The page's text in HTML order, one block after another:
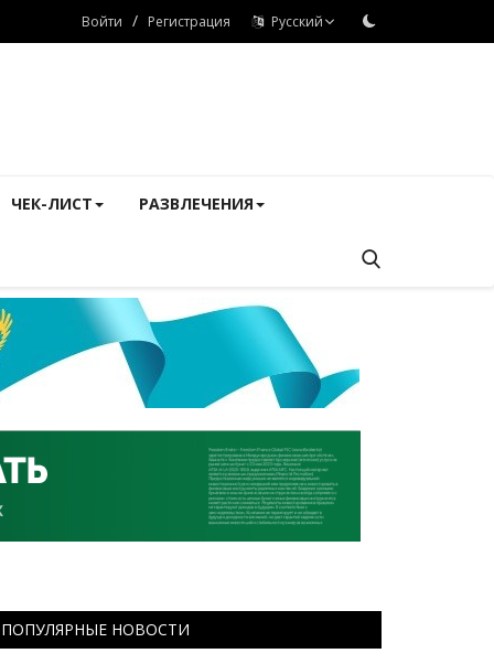
Войти / Регистрация Русский
ЧЕК-ЛИСТ РАЗВЛЕЧЕНИЯ
ПОПУЛЯРНЫЕ НОВОСТИ